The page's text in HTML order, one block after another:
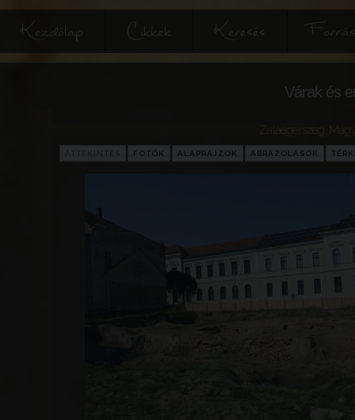
Kezdőlap Cikkek Keresés
Várak és
Zalaegerszeg
FOTÓK ALAPRAJZOK ÁBRÁZOLÁSOK